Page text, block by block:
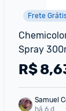
Frete
Spray
R$
Samuel
há 6 d